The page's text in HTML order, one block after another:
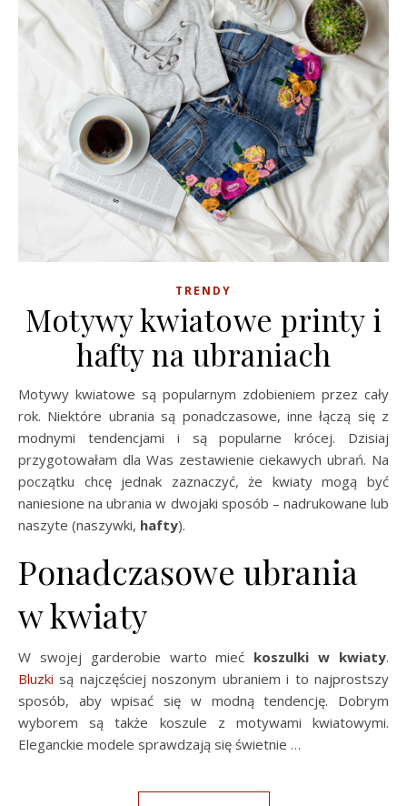
TRENDY
Motywy kwiatowe printy i
hafty na ubraniach
Motywy kwiatowe są popularnym zdobieniem przez cały
rok. Niektóre ubrania są ponadczasowe, inne łączą się z
modnymi tendencjami i są popularne krócej. Dzisiaj
przygotowałam dla Was zestawienie ciekawych ubrań. Na
początku chcę jednak zaznaczyć, że kwiaty mogą być
naniesione na ubrania w dwojaki sposób – nadrukowane lub
naszyte (naszywki, hafty).
Ponadczasowe ubrania
w kwiaty
W swojej garderobie warto mieć koszulki w kwiaty.
Bluzki są najczęściej noszonym ubraniem i to najprostszy
sposób, aby wpisać się w modną tendencję. Dobrym
wyborem są także koszule z motywami kwiatowymi.
Eleganckie modele sprawdzają się świetnie …